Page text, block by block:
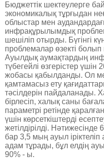
Бюджеттік шектеулерге
экономикалық тұрғыдан
облыстар мен
инфрақұрылымдық
шешіліп отырды. Бүгінгі
проблемалар өзекті
Ауылдық аумақтардың
түбегейлі өзгерістер
жобасы қабылданды. Ол
қамтамасыз ету
тәсілдерін
бірлесіп, халық саны
параметрі ретінде
үшін көрсеткіштерді
жетілдірілді.
бар 3,5 мың ауыл
адам тұрады, бұл елдің
90% - ы.